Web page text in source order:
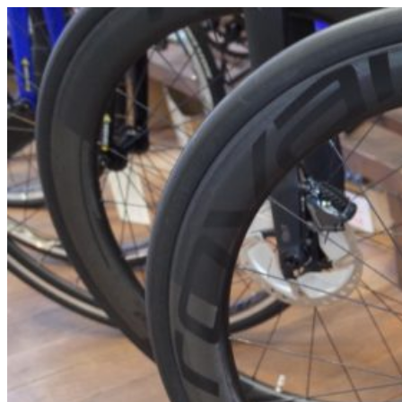
テナンス/オーバーホール関連,自転車カスタム/チュー